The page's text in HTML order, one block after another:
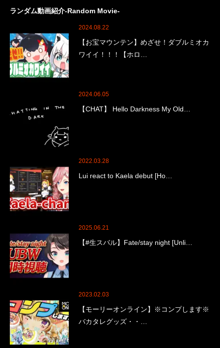
ランダム動画紹介-Random Movie-
2024.08.22
【お宝マウンテン】めざせ！ダブルミオカ
ワイイ！！！【ホロ…
2024.06.05
【CHAT】 Hello Darkness My Old…
2022.03.28
Lui react to Kaela debut [Ho…
2025.06.21
【#生スバル】Fate/stay night [Unli…
2023.02.03
【モーリーオンライン】※コンプします※
バカタレグッズ・・…